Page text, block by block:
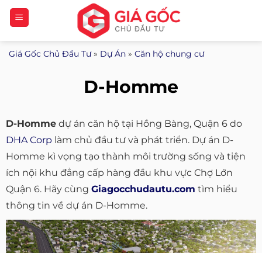
Bỏ
qua
nội
dung
Giá Gốc Chủ Đầu Tư» Dự Án » Căn hộ chung cư
D-Homme
D-Homme dự án căn hộ tại Hồng Bàng, Quận 6 do
DHA Corp làm chủ đầu tư và phát triển. Dự án D-
Homme kì vọng tạo thành môi trường sống và tiện
ích nội khu đẳng cấp hàng đầu khu vực Chợ Lớn
Quận 6. Hãy cùng Giagocchudautu.com tìm hiểu
thông tin về dự án D-Homme.